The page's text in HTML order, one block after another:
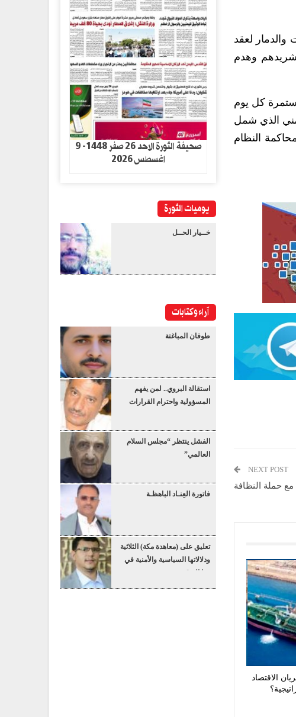
لعقد
وهدم
كل يوم
الذي شمل
النظام
NEXT POST
حملة النظافة
الاقتصاد
صحيفة الثورة الاحد 26 صفر 1448- 9
اغسطس 2026
يوميات الثورة
خــيار الحــل
آراء وكتابات
طوفان المباغتة
استقالة البروي.. لمن يفهم
المسؤولية واحترام القرارات
الفشل ينتظر “مجلس السلام
العالمي”
فاتورة العِنـاد الباهظـة
تعليق على (معاهدة مكة) الثلاثية
ودلالاتها السياسية والأمنية في
هذا التوقيت